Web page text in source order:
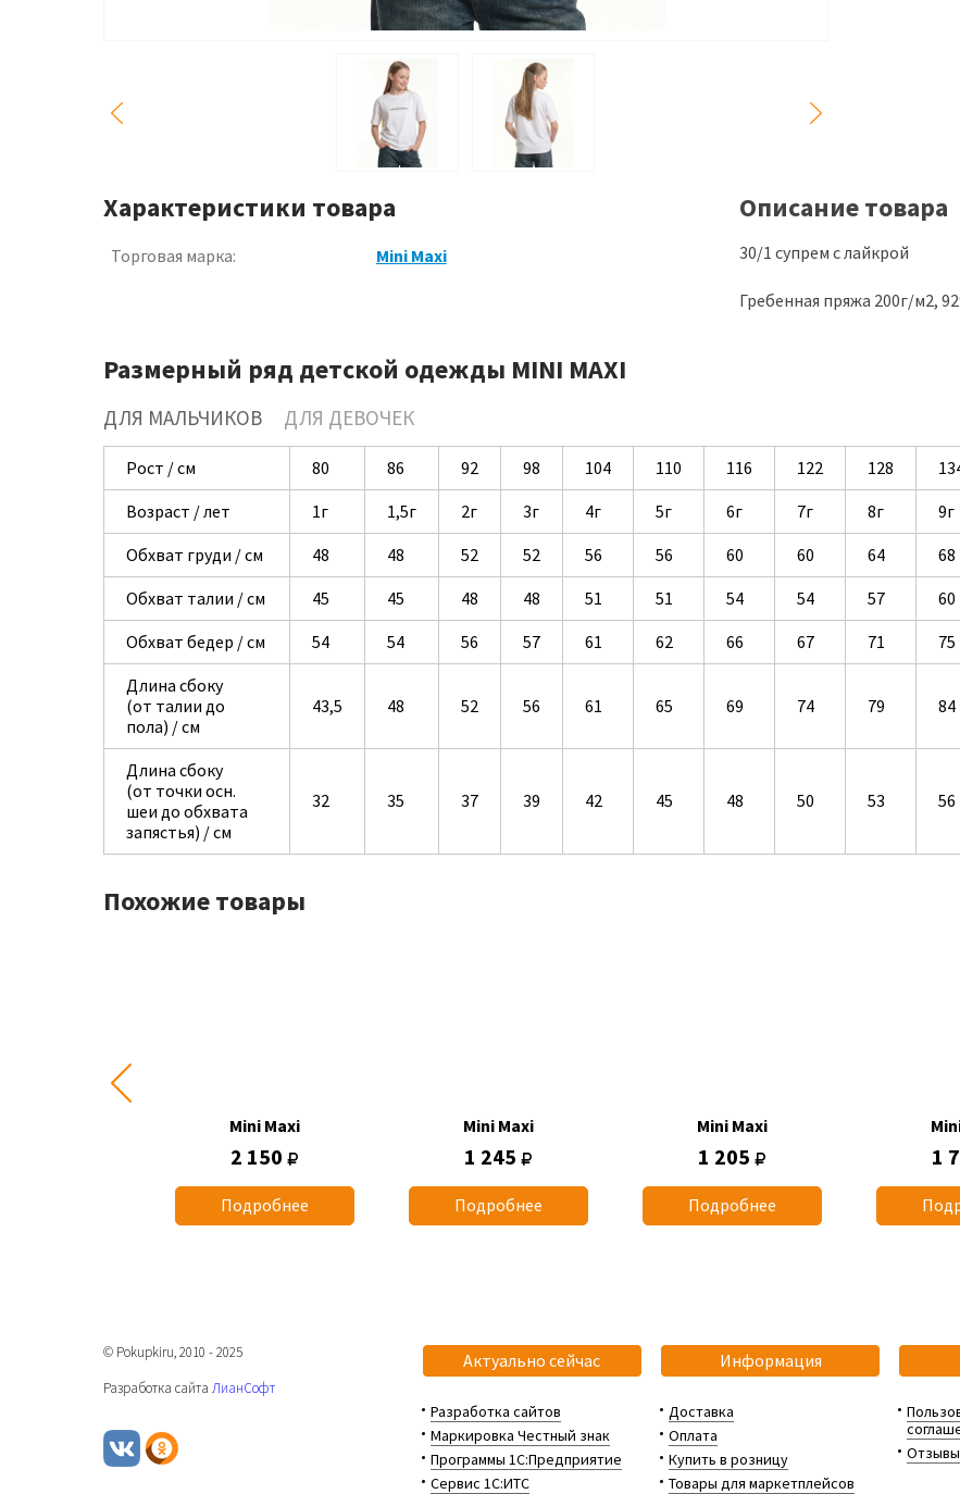
Характеристики товара
Торговая марка: Mini Maxi
Описание товара
30/1 супрем с лайкрой
Гребенная пряжа 200г/м2,
Размерный ряд детской одежды MINI MAXI
ДЛЯ МАЛЬЧИКОВ ДЛЯ ДЕВОЧЕК
Рост / см 80 86 92 98 104 110 116 122 128
Возраст / лет
1г 1,5г 2г 3г 4г 5г 6г 7г 8г 9г
Обхват груди / см
48 48 52 52 56 56 60 60 64 68
Обхват талии / см
45 45 48 48 51 51 54 54 57 60
Обхват бедер / см
54 54 56 57 61 62 66 67 71 75
Длина сбоку
(от талии до
пола) / см
43,5 48 52 56 61 65 69 74 79 84
Длина сбоку
(от точки осн.
шеи до обхвата
запястья) / см
32 35 37 39 42 45 48 50 53 56
Похожие товары
Mini Maxi
2 150
Подробнее
Mini Maxi
1 245
Подробнее
Mini Maxi
1 205
Подробнее
1
Актуально сейчас
Разработка сайтов
Маркировка Честный знак
Программы 1С:Предприятие
Сервис 1С:ИТС
Информация
Доставка
Оплата
Купить в розницу
Товары для маркетплейсов
Отзывы
© Pokupkiru, 2010 - 2025
Разработка сайта ЛианСофт